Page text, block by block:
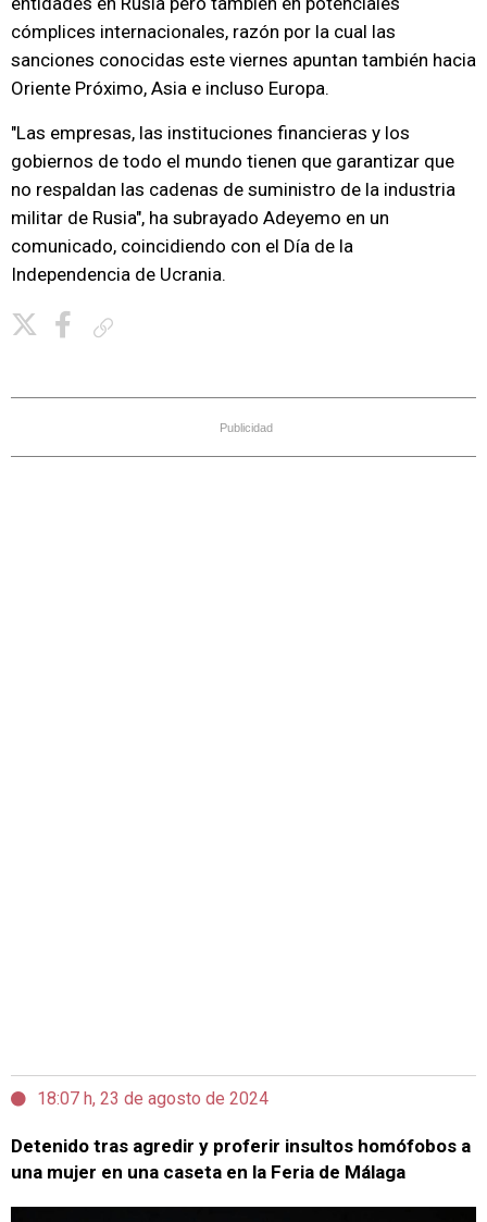
cómplices internacionales, razón por la cual las
sanciones conocidas este viernes apuntan también hacia
Oriente Próximo, Asia e incluso Europa.
"Las empresas, las instituciones financieras y los
gobiernos de todo el mundo tienen que garantizar que
no respaldan las cadenas de suministro de la industria
militar de Rusia", ha subrayado Adeyemo en un
comunicado, coincidiendo con el Día de la
Independencia de Ucrania.
Publicidad
18:07 h, 23 de agosto de 2024
Detenido tras agredir y proferir insultos homófobos a
una mujer en una caseta en la Feria de Málaga